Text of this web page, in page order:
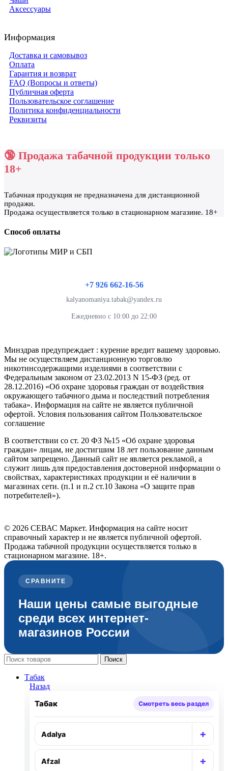
Аксессуары
Информация
Доставка и самовывоз
Оплата
Гарантия и возврат
FAQ (Вопросы и ответы)
Публичная оферта
Пользовательское соглашение
Политика конфиденциальности
Реквизиты
🔞 Продажа табачной продукции только
18+
Табачная продукция не предназначена для дистанционной
продажи.
Продажа осуществляется только в стационарном магазине. 18+
Способ оплаты
+7 926 662-16-56
kalyanomaniya.tabak@yandex.ru
Ежедневно с 10:00 до 22:00
Минздрав предупреждает : курение вредит вашему здоровью.
Мы не осуществляем дистанционную торговлю
никотинсодержащими изделиями в соответствии с
Федеральным законом от 23.02.2013 N 15-ФЗ (ред. от
28.12.2016) «Об охране здоровья граждан от воздействия
окружающего табачного дыма и последствий потребления
табака». Информация на сайте не является публичной
офертой. Условия пользования сайтом Пользовательское
соглашение
В соответствии со ст. 20 ФЗ №15 «Об охране здоровья
граждан» лицам, не достигшим 18 лет пользование данным
сайтом запрещено. Данный сайт не является рекламой, а
служит лишь для предоставления достоверной информации о
свойствах, характеристиках продукции и её наличии в
магазинах сети. (п.1 и п.2 ст.10 Закона «О защите прав
потребителей»).
© 2026 СЕВАС Маркет. Информация на сайте носит
справочный характер и не является публичной офертой.
Продажа табачной продукции осуществляется только в
стационарном магазине. 18+.
СРАВНИТЕ
Наши цены самые выгодные
среди всех интернет-
магазинов России
Поиск
Табак
Назад
Табак Смотреть весь раздел
Adalya +
Afzal +